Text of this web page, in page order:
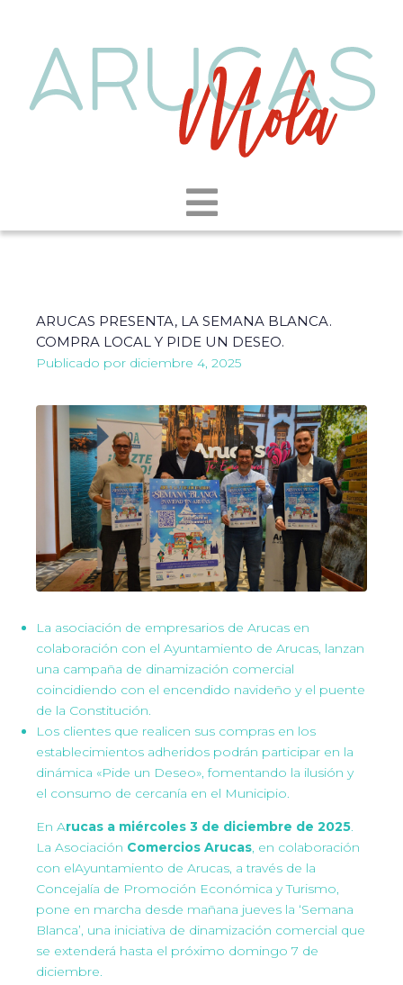
ARUCAS PRESENTA, LA SEMANA BLANCA.
COMPRA LOCAL Y PIDE UN DESEO.
Publicado por diciembre 4, 2025
La asociación de empresarios de Arucas en
colaboración con el Ayuntamiento de Arucas, lanzan
una campaña de dinamización comercial
coincidiendo con el encendido navideño y el puente
de la Constitución.
Los clientes que realicen sus compras en los
establecimientos adheridos podrán participar en la
dinámica «Pide un Deseo», fomentando la ilusión y
el consumo de cercanía en el Municipio.
En Arucas a miércoles 3 de diciembre de 2025.
La Asociación Comercios Arucas, en colaboración
con elAyuntamiento de Arucas, a través de la
Concejalía de Promoción Económica y Turismo,
pone en marcha desde mañana jueves la ‘Semana
Blanca’, una iniciativa de dinamización comercial que
se extenderá hasta el próximo domingo 7 de
diciembre.